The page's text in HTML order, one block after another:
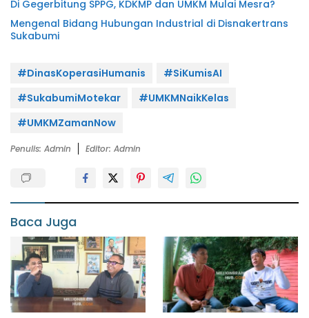
Di Gegerbitung SPPG, KDKMP dan UMKM Mulai Mesra?
Mengenal Bidang Hubungan Industrial di Disnakertrans
Sukabumi
#DinasKoperasiHumanis
#SiKumisAI
#SukabumiMotekar
#UMKMNaikKelas
#UMKMZamanNow
Penulis: Admin Editor: Admin
Baca Juga